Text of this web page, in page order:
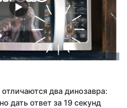
два динозавра:
дать ответ за 19 секунд